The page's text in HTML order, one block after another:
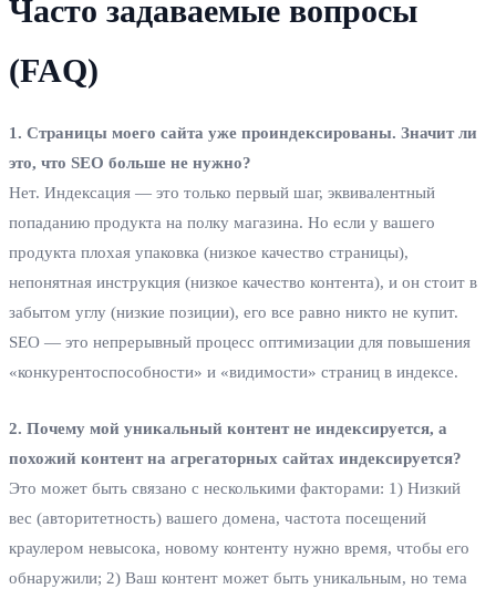
Часто задаваемые вопросы
(FAQ)
1. Страницы моего сайта уже проиндексированы. Значит ли
это, что SEO больше не нужно?
Нет. Индексация — это только первый шаг, эквивалентный
попаданию продукта на полку магазина. Но если у вашего
продукта плохая упаковка (низкое качество страницы),
непонятная инструкция (низкое качество контента), и он стоит в
забытом углу (низкие позиции), его все равно никто не купит.
SEO — это непрерывный процесс оптимизации для повышения
«конкурентоспособности» и «видимости» страниц в индексе.
2. Почему мой уникальный контент не индексируется, а
похожий контент на агрегаторных сайтах индексируется?
Это может быть связано с несколькими факторами: 1) Низкий
вес (авторитетность) вашего домена, частота посещений
краулером невысока, новому контенту нужно время, чтобы его
обнаружили; 2) Ваш контент может быть уникальным, но тема